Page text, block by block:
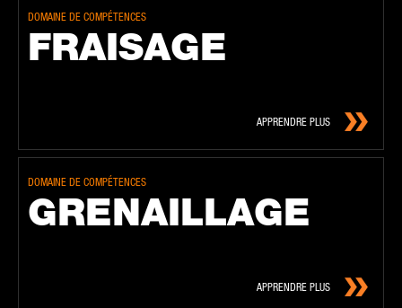
DOMAINE DE COMPÉTENCES
FRAIS­AGE
APPRENDRE PLUS
DOMAINE DE COMPÉTENCES
GRE­NAIL­LAGE
APPRENDRE PLUS